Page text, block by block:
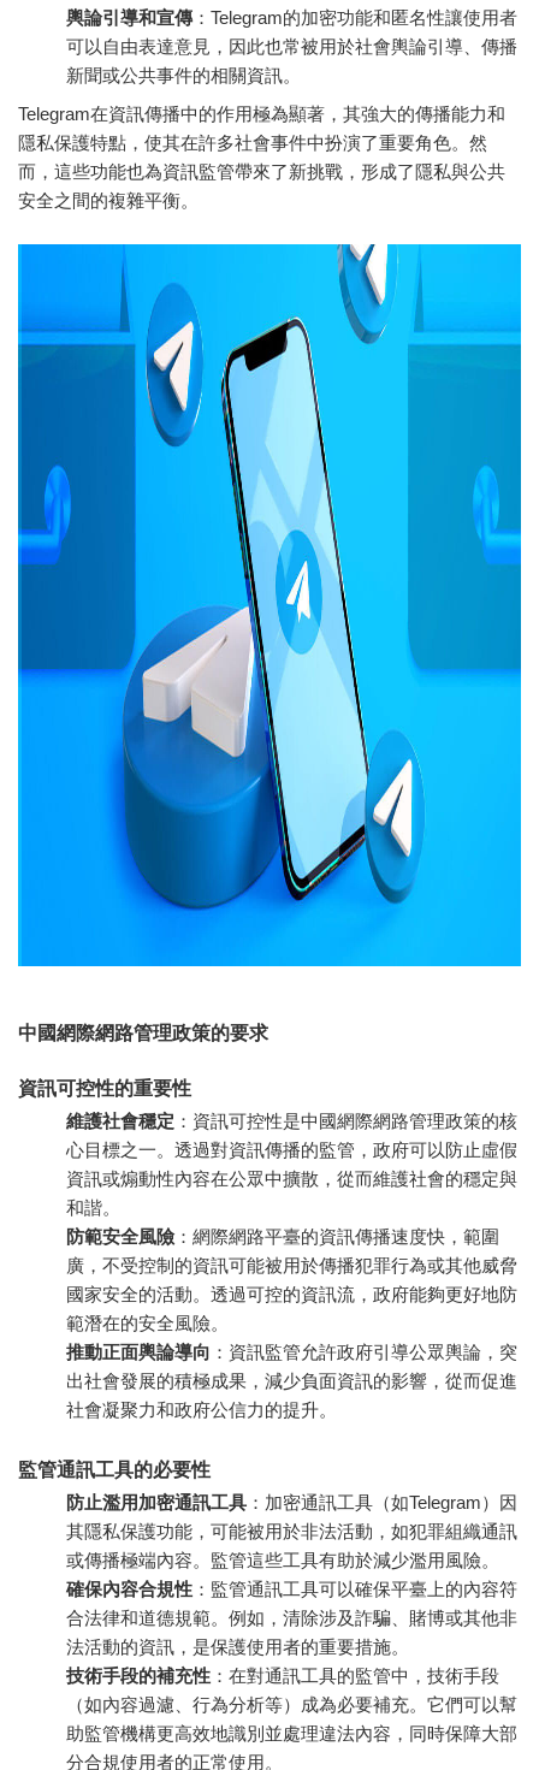
輿論引導和宣傳：Telegram的加密功能和匿名性讓使用者
可以自由表達意見，因此也常被用於社會輿論引導、傳播
新聞或公共事件的相關資訊。
Telegram在資訊傳播中的作用極為顯著，其強大的傳播能力和
隱私保護特點，使其在許多社會事件中扮演了重要角色。然
而，這些功能也為資訊監管帶來了新挑戰，形成了隱私與公共
安全之間的複雜平衡。
中國網際網路管理政策的要求
資訊可控性的重要性
維護社會穩定 ：資訊可控性是中國網際網路管理政策的核
心目標之一。透過對資訊傳播的監管，政府可以防止虛假
資訊或煽動性內容在公眾中擴散，從而維護社會的穩定與
和諧。
防範安全風險：網際網路平臺的資訊傳播速度快，範圍
廣，不受控制的資訊可能被用於傳播犯罪行為或其他威脅
國家安全的活動。透過可控的資訊流，政府能夠更好地防
範潛在的安全風險。
推動正面輿論導向 ：資訊監管允許政府引導公眾輿論，突
出社會發展的積極成果，減少負面資訊的影響，從而促進
社會凝聚力和政府公信力的提升。
監管通訊工具的必要性
防止濫用加密通訊工具 ：加密通訊工具（如Telegram）因
其隱私保護功能，可能被用於非法活動，如犯罪組織通訊
或傳播極端內容。監管這些工具有助於減少濫用風險。
確保內容合規性 ：監管通訊工具可以確保平臺上的內容符
合法律和道德規範。例如，清除涉及詐騙、賭博或其他非
法活動的資訊，是保護使用者的重要措施。
技術手段的補充性 ：在對通訊工具的監管中，技術手段
（如內容過濾、行為分析等）成為必要補充。它們可以幫
助監管機構更高效地識別並處理違法內容，同時保障大部
分合規使用者的正常使用。